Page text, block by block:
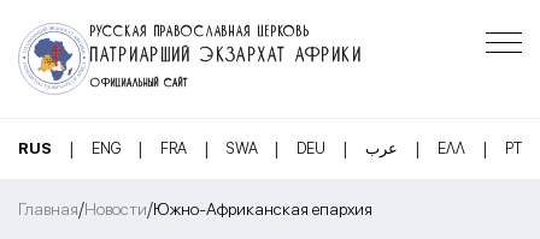
РУССКАЯ ПРАВОСЛАВНАЯ ЦЕРКОВЬ
ПАТРИАРШИЙ ЭКЗАРХАТ АФРИКИ
ОФИЦИАЛЬНЫЙ САЙТ
RUS | ENG | FRA | SWA | DEU | عرب | ΕΛΛ | PT
Главная/Новости/Южно-Африканская епархия